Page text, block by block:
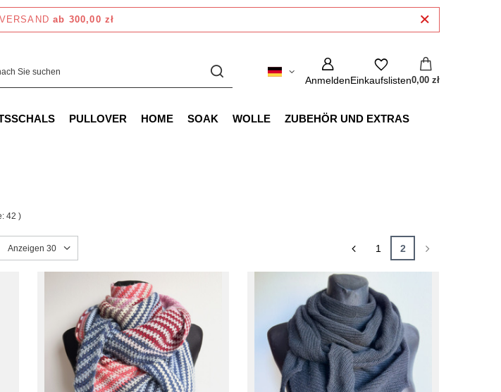
ab 300,00 zł
AnmeldenEinkaufslisten0,00 zł
PULLOVER HOME SOAK WOLLE
ZUBEHÖR UND EXTRAS
42 )
Anzahl der angezeigten Produkte ändern
Anzeigen 30 1 2